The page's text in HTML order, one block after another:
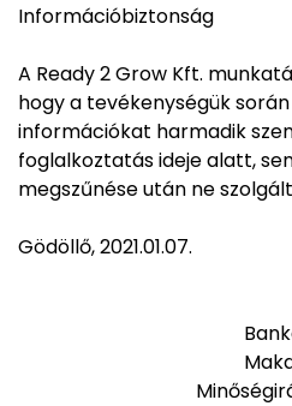
Információbiztonság
A Ready 2 Grow Kft.
hogy a tevékenységük
információkat harmadik
foglalkoztatás ideje alatt,
megszűnése után ne
Gödöllő, 2021.01.07.
Bankó
Maka